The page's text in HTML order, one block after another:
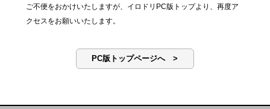
ご不便をおかけいたしますが、イロドリPC版トップより、再度ア
クセスをお願いいたします。
PC版トップページへ >